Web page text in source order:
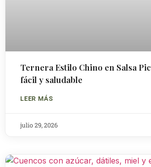
Ternera Estilo Chino en Salsa
fácil y saludable
LEER MÁS
julio 29, 2026